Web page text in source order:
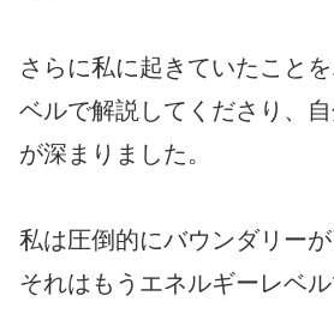
さらに私に起きていたこと
ベルで解説してくださり、
が深まりました。
私は圧倒的にバウンダリーが
それはもうエネルギーレベル